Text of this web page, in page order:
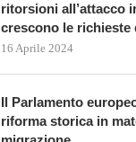
ritorsioni all’attacco
crescono le richieste
16 Aprile 2024
Il Parlamento
riforma storica in